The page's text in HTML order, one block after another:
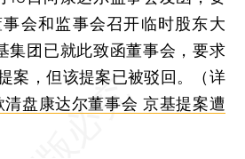
会和监事会召开临时股东大
集团已就此致函董事会，要求
案，但该提案已被驳回。（详
清盘康达尔董事会 京基提案遭